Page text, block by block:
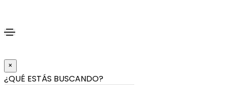
×
¿QUÉ ESTÁS BUSCANDO?